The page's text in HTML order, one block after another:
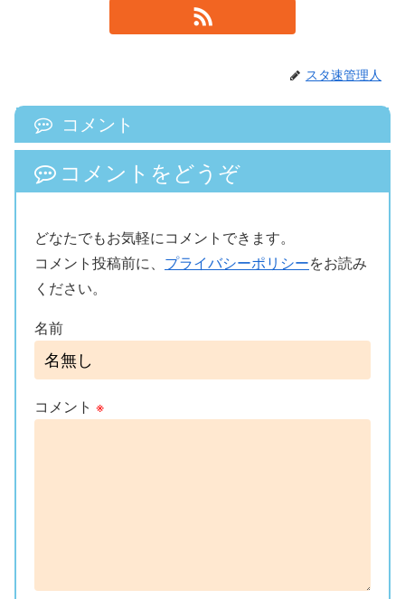
スタ速管理人
コメント
コメントをどうぞ
どなたでもお気軽にコメントできます。
コメント投稿前に、 プライバシーポリシーをお読み
ください。
名前
コメント ※